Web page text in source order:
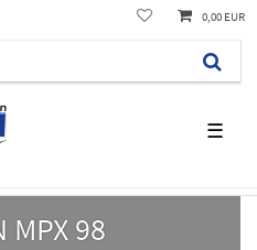
☰
0,00 EUR
MPX 98